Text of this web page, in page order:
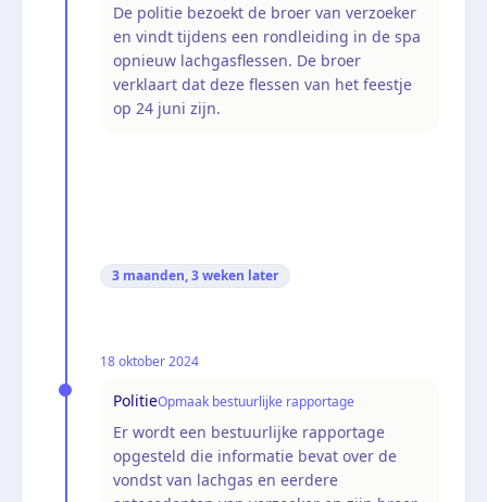
De politie bezoekt de broer van verzoeker
en vindt tijdens een rondleiding in de spa
opnieuw lachgasflessen. De broer
verklaart dat deze flessen van het feestje
op 24 juni zijn.
3 maanden, 3 weken later
18 oktober 2024
PolitieOpmaak bestuurlijke rapportage
Er wordt een bestuurlijke rapportage
opgesteld die informatie bevat over de
vondst van lachgas en eerdere